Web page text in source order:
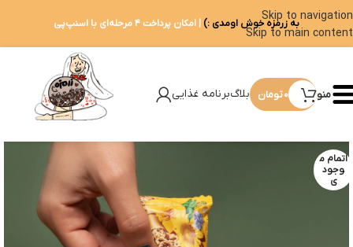
Skip to navigation
Skip to main content
به زرمزه خوش اومدی :) | امکان پرداخت ۴ مرحله‌ای با اسنپ‌پی
منو ۰تومان بلاگبرنامه غذایی
اتمام م
وجود
ی